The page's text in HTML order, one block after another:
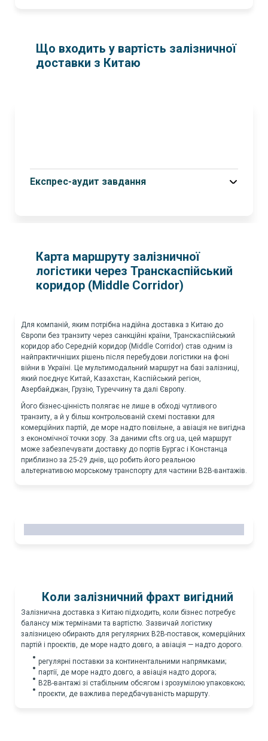
Що входить у вартість залізничної
доставки з Китаю
Експрес-аудит завдання
Карта маршруту залізничної
логістики через Транскаспійський
коридор (Middle Corridor)
Для компаній, яким потрібна надійна доставка з Китаю до
Європи без транзиту через санкційні країни, Транскаспійський
коридор або Середній коридор (Middle Corridor) став одним із
найпрактичніших рішень після перебудови логістики на фоні
війни в Україні. Це мультимодальний маршрут на базі залізниці,
який поєднує Китай, Казахстан, Каспійський регіон,
Азербайджан, Грузію, Туреччину та далі Європу.
Його бізнес-цінність полягає не лише в обході чутливого
транзиту, а й у більш контрольованій схемі поставки для
комерційних партій, де море надто повільне, а авіація не вигідна
з економічної точки зору. За даними cfts.org.ua, цей маршрут
може забезпечувати доставку до портів Бургас і Констанца
приблизно за 25-29 днів, що робить його реальною
альтернативою морському транспорту для частини B2B-вантажів.
Коли залізничний фрахт вигідний
Залізнична доставка з Китаю підходить, коли бізнес потребує
балансу між термінами та вартістю. Зазвичай логістику
залізницею обирають для регулярних B2B-поставок, комерційних
партій і проєктів, де море надто довго, а авіація — надто дорого.
регулярні поставки за континентальними напрямками;
партії, де море надто довго, а авіація надто дорога;
B2B-вантажі зі стабільним обсягом і зрозумілою упаковкою;
проєкти, де важлива передбачуваність маршруту.